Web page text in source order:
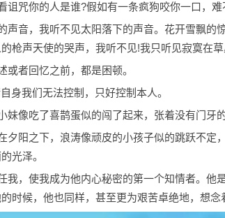
诅咒你的人是谁?假如有一条疯狗咬你一口，
声音，我听不见太阳落下的声音。花开雪飘的
枪声天使的哭声，我听不见!我只听见寂寞在草
或者回忆之前，都是困顿。
身我们无法控制，只好控制本人。
妹像吃了喜鹊蛋似的闯了起来，张着没有门牙
夕阳之下，浪涛像顽皮的小孩子似的跳跃不定
光泽。
我，使我成为他内心秘密的第一个知情者。他
时候，他也同样，甚至更为艰苦卓绝地，想念